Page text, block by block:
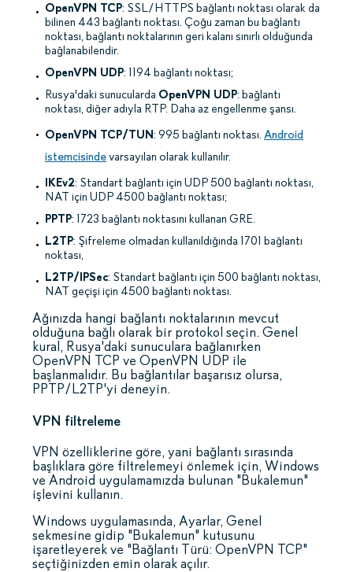
OpenVPN TCP: SSL/HTTPS bağlantı noktası olarak da
bilinen 443 bağlantı noktası. Çoğu zaman bu bağlantı
noktası, bağlantı noktalarının geri kalanı sınırlı olduğunda
bağlanabilendir.
OpenVPN UDP: 1194 bağlantı noktası;
Rusya'daki sunucularda OpenVPN UDP: bağlantı
noktası, diğer adıyla RTP. Daha az engellenme şansı.
OpenVPN TCP/TUN: 995 bağlantı noktası. Android
istemcisindevarsayılan olarak kullanılır.
IKEv2: Standart bağlantı için UDP 500 bağlantı noktası,
NAT için UDP 4500 bağlantı noktası;
PPTP: 1723 bağlantı noktasını kullanan GRE.
L2TP: Şifreleme olmadan kullanıldığında 1701 bağlantı
noktası,
L2TP/IPSec: Standart bağlantı için 500 bağlantı noktası,
NAT geçişi için 4500 bağlantı noktası.
Ağınızda hangi bağlantı noktalarının mevcut
olduğuna bağlı olarak bir protokol seçin. Genel
kural, Rusya'daki sunuculara bağlanırken
OpenVPN TCP ve OpenVPN UDP ile
başlanmalıdır. Bu bağlantılar başarısız olursa,
PPTP/L2TP'yi deneyin.
VPN filtreleme
VPN özelliklerine göre, yani bağlantı sırasında
başlıklara göre filtrelemeyi önlemek için, Windows
ve Android uygulamamızda bulunan "Bukalemun"
işlevini kullanın.
Windows uygulamasında, Ayarlar, Genel
sekmesine gidip "Bukalemun" kutusunu
işaretleyerek ve "Bağlantı Türü: OpenVPN TCP"
seçtiğinizden emin olarak açılır.